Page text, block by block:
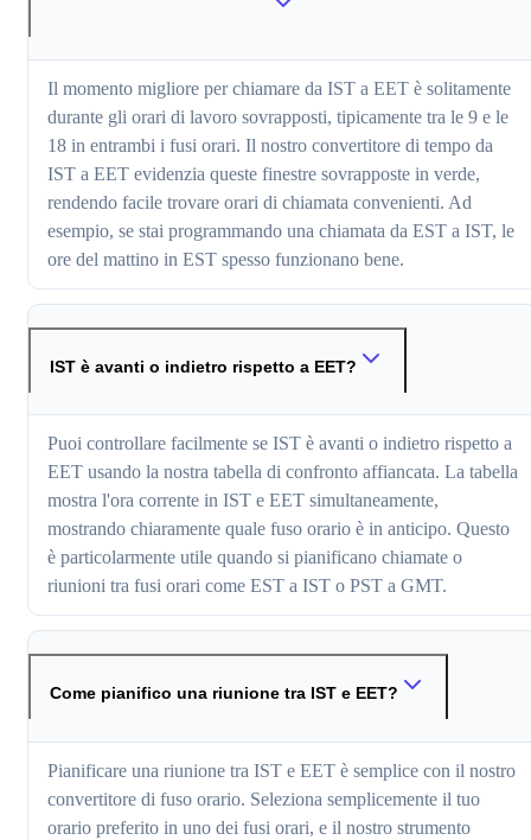
Il momento migliore per chiamare da IST a EET è solitamente
durante gli orari di lavoro sovrapposti, tipicamente tra le 9 e le
18 in entrambi i fusi orari. Il nostro convertitore di tempo da
IST a EET evidenzia queste finestre sovrapposte in verde,
rendendo facile trovare orari di chiamata convenienti. Ad
esempio, se stai programmando una chiamata da EST a IST, le
ore del mattino in EST spesso funzionano bene.
IST è avanti o indietro rispetto a EET?
Puoi controllare facilmente se IST è avanti o indietro rispetto a
EET usando la nostra tabella di confronto affiancata. La tabella
mostra l'ora corrente in IST e EET simultaneamente,
mostrando chiaramente quale fuso orario è in anticipo. Questo
è particolarmente utile quando si pianificano chiamate o
riunioni tra fusi orari come EST a IST o PST a GMT.
Come pianifico una riunione tra IST e EET?
Pianificare una riunione tra IST e EET è semplice con il nostro
convertitore di fuso orario. Seleziona semplicemente il tuo
orario preferito in uno dei fusi orari, e il nostro strumento